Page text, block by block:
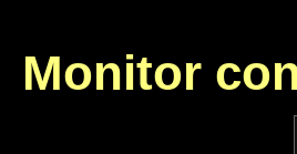
Monitor